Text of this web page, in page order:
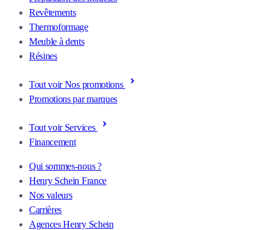
Revêtements
Thermoformage
Meuble à dents
Résines
Tout voir Nos promotions
Promotions par marques
Tout voir Services
Financement
Qui sommes-nous ?
Henry Schein France
Nos valeurs
Carrières
Agences Henry Schein